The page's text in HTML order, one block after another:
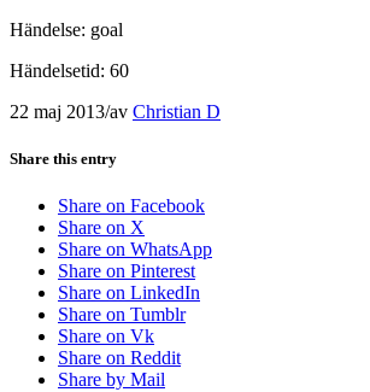
Händelse: goal
Händelsetid: 60
22 maj 2013/av Christian D
Share this entry
Share on Facebook
Share on X
Share on WhatsApp
Share on Pinterest
Share on LinkedIn
Share on Tumblr
Share on Vk
Share on Reddit
Share by Mail